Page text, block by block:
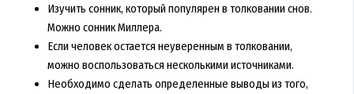
Изучить сонник, который популярен в толковании снов.
Можно сонник Миллера.
Если человек остается неуверенным в толковании,
можно воспользоваться несколькими источниками.
Необходимо сделать определенные выводы из того,